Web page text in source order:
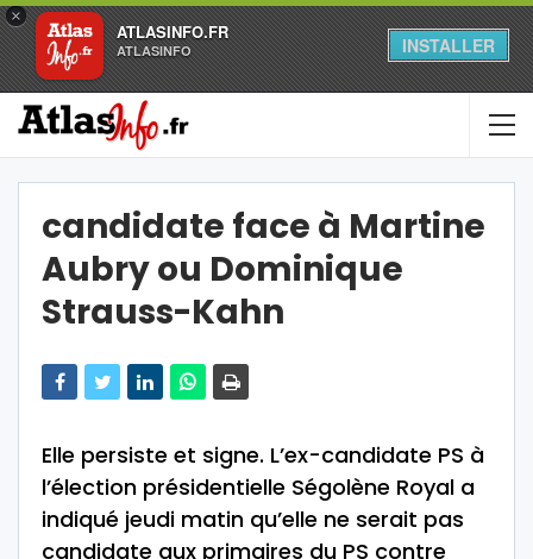
×
ATLASINFO.FR
ATLASINFO INSTALLER
candidate face à Martine
Aubry ou Dominique
Strauss-Kahn
Elle persiste et signe. L’ex-candidate PS à
l’élection présidentielle Ségolène Royal a
indiqué jeudi matin qu’elle ne serait pas
candidate aux primaires du PS contre